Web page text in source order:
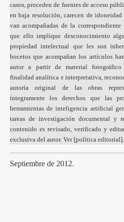
casos, proceden de fuentes de acceso
en baja resolución, carecen de
van acompañadas de la
que ello implique desconocimiento
propiedad intelectual que les son
bocetos que acompañan los artículos
autor a partir de material fotográfico
finalidad analítica e interpretativa,
autoría original de las obras
íntegramente los derechos que las
herramientas de inteligencia artificial
tareas de investigación documental y
contenido es revisado, verificado y
exclusiva del autor. Ver [política editorial].
Septiembre de 2012.